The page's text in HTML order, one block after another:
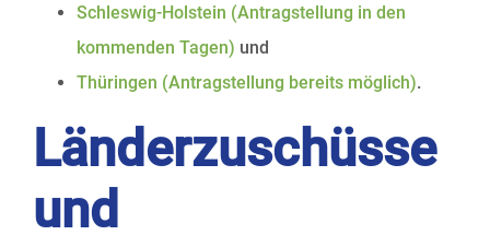
Schleswig-Holstein (Antragstellung in den
kommenden Tagen) und
Thüringen (Antragstellung bereits möglich).
Länderzuschüsse
und